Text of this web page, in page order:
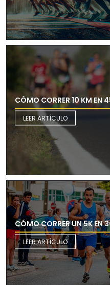
CÓMO CORRER 10 KM EN
LEER ARTÍCULO
CÓMO CORRER UN 5K EN
LEER ARTÍCULO